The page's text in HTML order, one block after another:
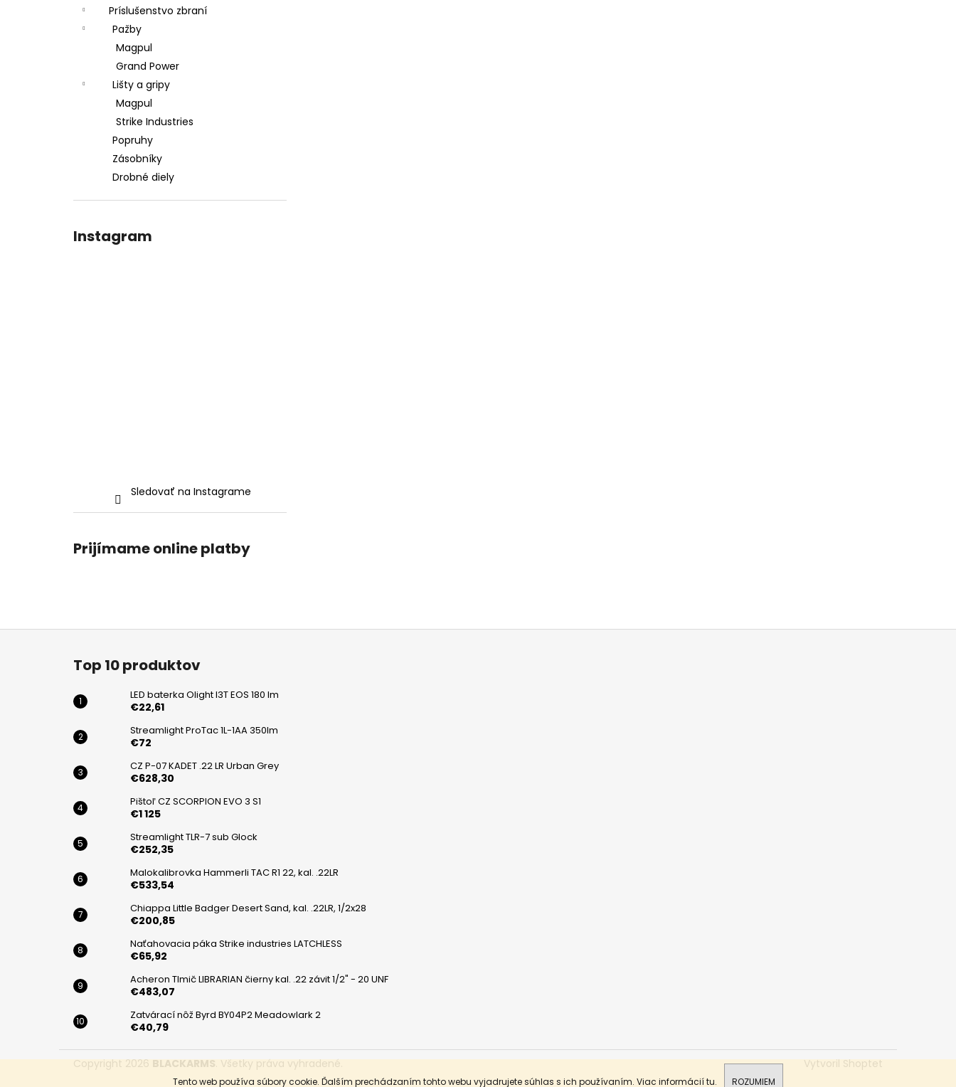
Tento web používa súbory cookie. Ďalším prechádzaním tohto webu vyjadrujete súhlas s ich používaním. Viac informáciítu. ROZUMIEM
Príslušenstvo zbraní
Pažby
Magpul
Grand Power
Lišty a gripy
Magpul
Strike Industries
Popruhy
Zásobníky
Drobné diely
Instagram
Sledovať na Instagrame
Prijímame online platby
Z
Top 10 produktov
LED baterka Olight I3T EOS 180 lm
€22,61
Streamlight ProTac 1L-1AA 350lm
€72
CZ P-07 KADET .22 LR Urban Grey
€628,30
Pištoľ CZ SCORPION EVO 3 S1
€1 125
Streamlight TLR-7 sub Glock
€252,35
Malokalibrovka Hammerli TAC R1 22, kal. .22LR
€533,54
Chiappa Little Badger Desert Sand, kal. .22LR, 1/2x28
€200,85
Naťahovacia páka Strike industries LATCHLESS
€65,92
Acheron Tlmič LIBRARIAN čierny kal. .22 závit 1/2" - 20 UNF
€483,07
Zatvárací nôž Byrd BY04P2 Meadowlark 2
€40,79
Vytvoril Shoptet
Copyright 2026BLACKARMS. Všetky práva vyhradené.